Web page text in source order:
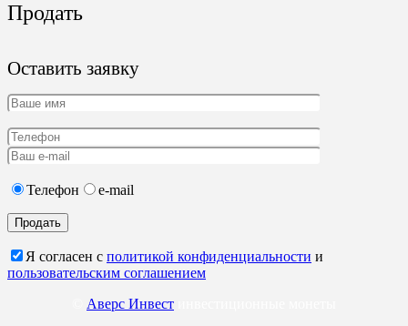
Продать
Оставить заявку
Телефон e-mail
Продать
Я согласен с политикой конфиденциальности и
пользовательским соглашением
Аверс Инвест